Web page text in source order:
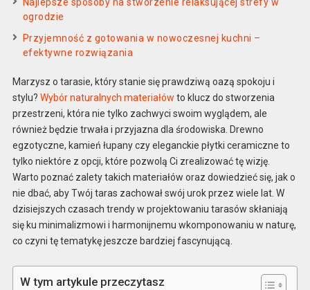
Najlepsze sposoby na stworzenie relaksującej strefy w
ogrodzie
Przyjemność z gotowania w nowoczesnej kuchni –
efektywne rozwiązania
Marzysz o tarasie, który stanie się prawdziwą oazą spokoju i
stylu? Wybór naturalnych materiałów to klucz do stworzenia
przestrzeni, która nie tylko zachwyci swoim wyglądem, ale
również będzie trwała i przyjazna dla środowiska. Drewno
egzotyczne, kamień łupany czy eleganckie płytki ceramiczne to
tylko niektóre z opcji, które pozwolą Ci zrealizować tę wizję.
Warto poznać zalety takich materiałów oraz dowiedzieć się, jak o
nie dbać, aby Twój taras zachował swój urok przez wiele lat. W
dzisiejszych czasach trendy w projektowaniu tarasów skłaniają
się ku minimalizmowi i harmonijnemu wkomponowaniu w naturę,
co czyni tę tematykę jeszcze bardziej fascynującą.
W tym artykule przeczytasz